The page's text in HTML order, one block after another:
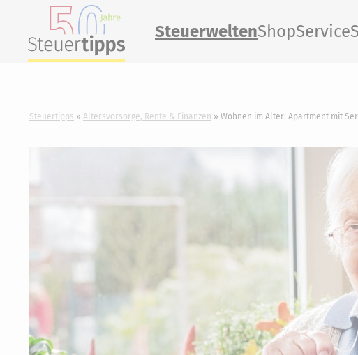
SteuerweltenShopService
Steuertipps Altersvorsorge, Rente & Finanzen Wohnen im Alter: Apartment mit